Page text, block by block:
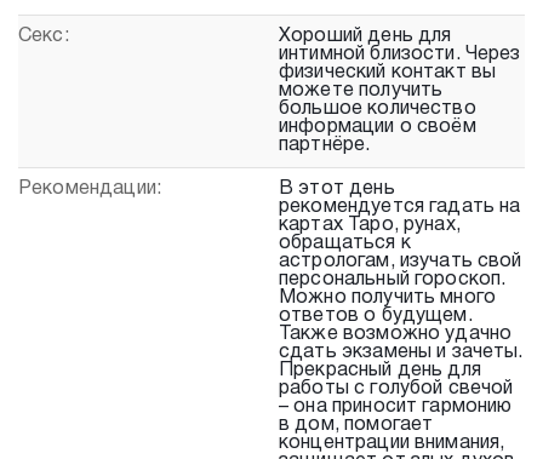
Секс:
Хороший день для
интимной близости. Через
физический контакт вы
можете получить
большое количество
информации о своём
партнёре.
Рекомендации:
В этот день
рекомендуется гадать на
картах Таро, рунах,
обращаться к
астрологам, изучать свой
персональный гороскоп.
Можно получить много
ответов о будущем.
Также возможно удачно
сдать экзамены и зачеты.
Прекрасный день для
работы с голубой свечой
– она приносит гармонию
в дом, помогает
концентрации внимания,